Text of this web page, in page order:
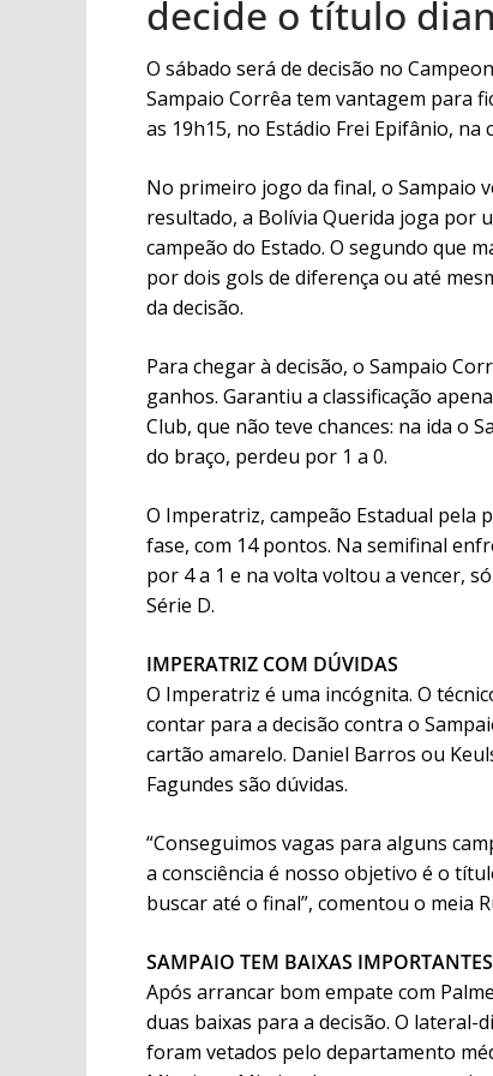
decide o título
O sábado será de decisão no
Sampaio Corrêa tem vantagem para
as 19h15, no Estádio Frei Epifânio, na
No primeiro jogo da final, o Sampaio
resultado, a Bolívia Querida joga por
campeão do Estado. O segundo que
por dois gols de diferença ou até
da decisão.
Para chegar à decisão, o Sampaio
ganhos. Garantiu a classificação
Club, que não teve chances: na ida o
do braço, perdeu por 1 a 0.
O Imperatriz, campeão Estadual pela
fase, com 14 pontos. Na semifinal
por 4 a 1 e na volta voltou a vencer,
Série D.
IMPERATRIZ COM DÚVIDAS
O Imperatriz é uma incógnita. O
contar para a decisão contra o
cartão amarelo. Daniel Barros ou
Fagundes são dúvidas.
“Conseguimos vagas para alguns
a consciência é nosso objetivo é o
buscar até o final”, comentou o meia
SAMPAIO TEM BAIXAS IMPORTANTES
Após arrancar bom empate com
duas baixas para a decisão. O
foram vetados pelo departamento